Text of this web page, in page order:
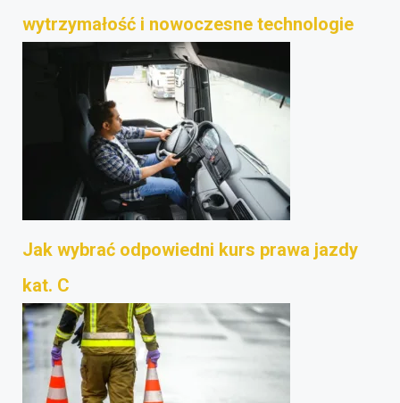
wytrzymałość i nowoczesne technologie
Jak wybrać odpowiedni kurs prawa jazdy
kat. C